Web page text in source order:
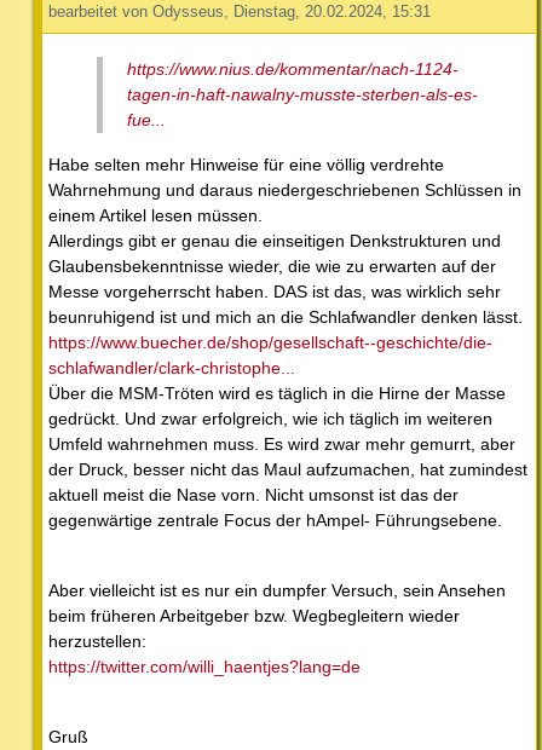
bearbeitet von Odysseus, Dienstag, 20.02.2024, 15:31
https://www.nius.de/kommentar/nach-1124-
tagen-in-haft-nawalny-musste-sterben-als-es-
fue...
Habe selten mehr Hinweise für eine völlig verdrehte
Wahrnehmung und daraus niedergeschriebenen Schlüssen in
einem Artikel lesen müssen.
Allerdings gibt er genau die einseitigen Denkstrukturen und
Glaubensbekenntnisse wieder, die wie zu erwarten auf der
Messe vorgeherrscht haben. DAS ist das, was wirklich sehr
beunruhigend ist und mich an die Schlafwandler denken lässt.
https://www.buecher.de/shop/gesellschaft--geschichte/die-
schlafwandler/clark-christophe...
Über die MSM-Tröten wird es täglich in die Hirne der Masse
gedrückt. Und zwar erfolgreich, wie ich täglich im weiteren
Umfeld wahrnehmen muss. Es wird zwar mehr gemurrt, aber
der Druck, besser nicht das Maul aufzumachen, hat zumindest
aktuell meist die Nase vorn. Nicht umsonst ist das der
gegenwärtige zentrale Focus der hAmpel- Führungsebene.
Aber vielleicht ist es nur ein dumpfer Versuch, sein Ansehen
beim früheren Arbeitgeber bzw. Wegbegleitern wieder
herzustellen:
https://twitter.com/willi_haentjes?lang=de
Gruß